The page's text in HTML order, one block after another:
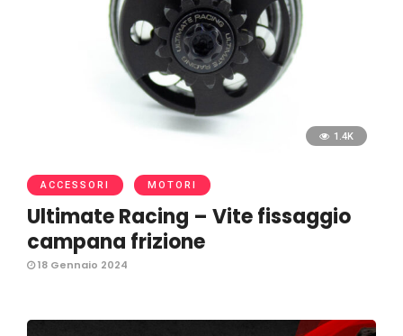
1.4K
ACCESSORI MOTORI
Ultimate Racing – Vite fissaggio
campana frizione
18 Gennaio 2024